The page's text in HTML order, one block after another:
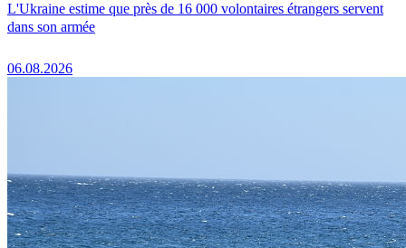
L'Ukraine estime que près de 16 000 volontaires étrangers servent
dans son armée
06.08.2026